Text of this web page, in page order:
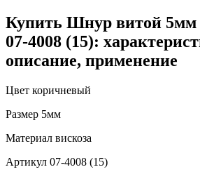
Купить Шнур витой
07-4008 (15):
описание, применение
Цвет коричневый
Размер 5мм
Материал вискоза
Артикул 07-4008 (15)